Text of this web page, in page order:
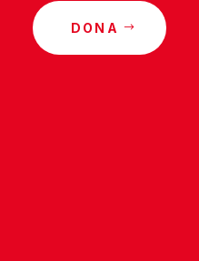
DONA